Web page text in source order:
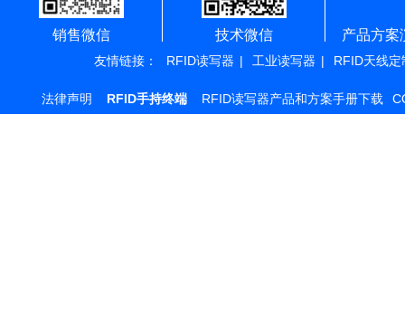
销售微信 技术微信 产品方案
友情链接： RFID读写器 | 工业读写器 | RFID天线定
法律声明 RFID手持终端 RFID读写器产品和方案手册下载